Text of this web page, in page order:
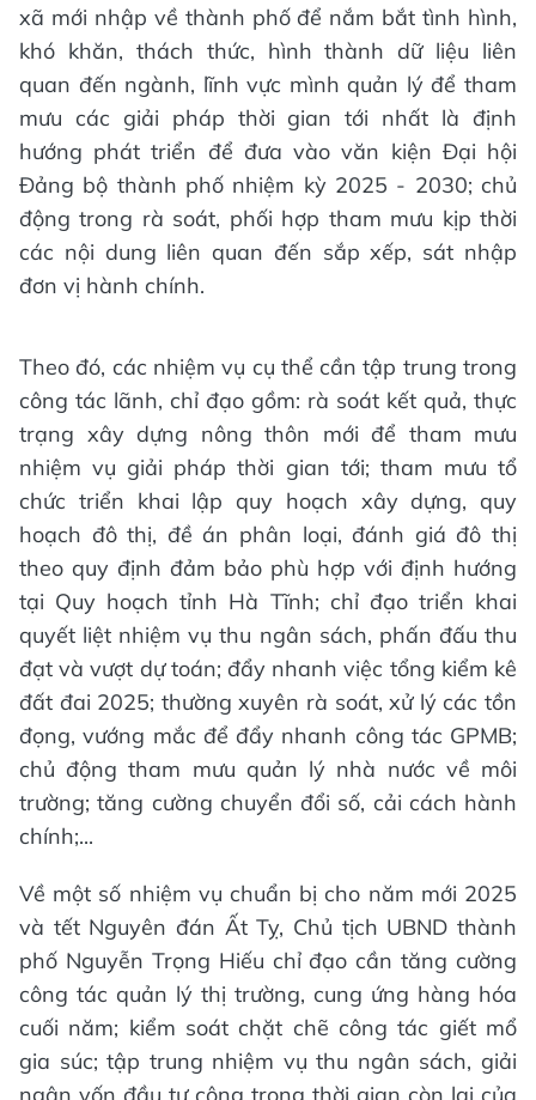
xã mới nhập về thành phố để nắm bắt tình hình,
khó khăn, thách thức, hình thành dữ liệu liên
quan đến ngành, lĩnh vực mình quản lý để tham
mưu các giải pháp thời gian tới nhất là định
hướng phát triển để đưa vào văn kiện Đại hội
Đảng bộ thành phố nhiệm kỳ 2025 - 2030; chủ
động trong rà soát, phối hợp tham mưu kịp thời
các nội dung liên quan đến sắp xếp, sát nhập
đơn vị hành chính.
Theo đó, các nhiệm vụ cụ thể cần tập trung trong
công tác lãnh, chỉ đạo gồm: rà soát kết quả, thực
trạng xây dựng nông thôn mới để tham mưu
nhiệm vụ giải pháp thời gian tới; tham mưu tổ
chức triển khai lập quy hoạch xây dựng, quy
hoạch đô thị, đề án phân loại, đánh giá đô thị
theo quy định đảm bảo phù hợp với định hướng
tại Quy hoạch tỉnh Hà Tĩnh; chỉ đạo triển khai
quyết liệt nhiệm vụ thu ngân sách, phấn đấu thu
đạt và vượt dự toán; đẩy nhanh việc tổng kiểm kê
đất đai 2025; thường xuyên rà soát, xử lý các tồn
đọng, vướng mắc để đẩy nhanh công tác GPMB;
chủ động tham mưu quản lý nhà nước về môi
trường; tăng cường chuyển đổi số, cải cách hành
chính;...
Về một số nhiệm vụ chuẩn bị cho năm mới 2025
và tết Nguyên đán Ất Tỵ, Chủ tịch UBND thành
phố Nguyễn Trọng Hiếu chỉ đạo cần tăng cường
công tác quản lý thị trường, cung ứng hàng hóa
cuối năm; kiểm soát chặt chẽ công tác giết mổ
gia súc; tập trung nhiệm vụ thu ngân sách, giải